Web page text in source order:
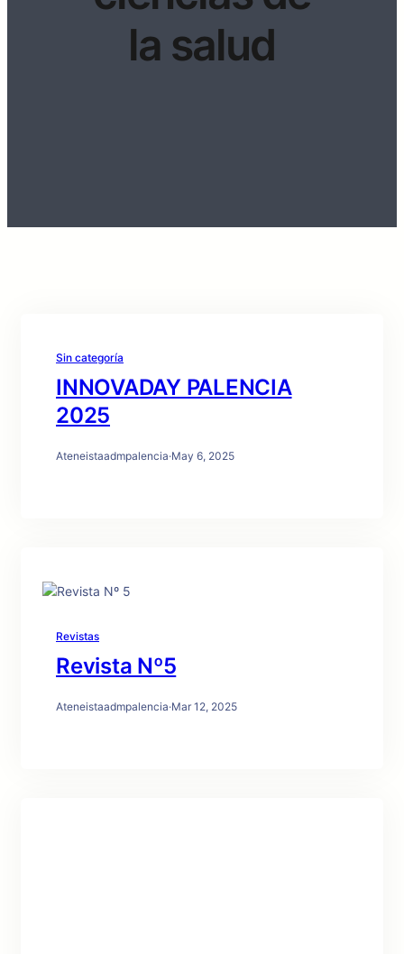
la salud
Sin categoría
INNOVADAY PALENCIA
2025
Ateneistaadmpalencia·May 6, 2025
Revistas
Revista Nº5
Ateneistaadmpalencia·Mar 12, 2025